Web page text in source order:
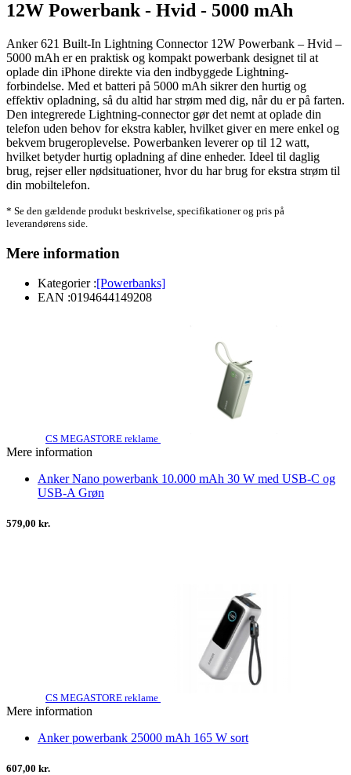
12W Powerbank - Hvid - 5000 mAh
Anker 621 Built-In Lightning Connector 12W Powerbank – Hvid –
5000 mAh er en praktisk og kompakt powerbank designet til at
oplade din iPhone direkte via den indbyggede Lightning-
forbindelse. Med et batteri på 5000 mAh sikrer den hurtig og
effektiv opladning, så du altid har strøm med dig, når du er på farten.
Den integrerede Lightning-connector gør det nemt at oplade din
telefon uden behov for ekstra kabler, hvilket giver en mere enkel og
bekvem brugeroplevelse. Powerbanken leverer op til 12 watt,
hvilket betyder hurtig opladning af dine enheder. Ideel til daglig
brug, rejser eller nødsituationer, hvor du har brug for ekstra strøm til
din mobiltelefon.
* Se den gældende produkt beskrivelse, specifikationer og pris på
leverandørens side.
Mere information
Kategorier :[Powerbanks]
EAN :0194644149208
CS MEGASTORE reklame
Mere information
Anker Nano powerbank 10.000 mAh 30 W med USB-C og
USB-A Grøn
579,00 kr.
CS MEGASTORE reklame
Mere information
Anker powerbank 25000 mAh 165 W sort
607,00 kr.